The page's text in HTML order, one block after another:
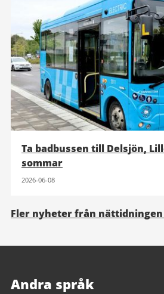
Ta badbussen till Delsjön,
sommar
2026-06-08
Fler nyheter från
Andra språk